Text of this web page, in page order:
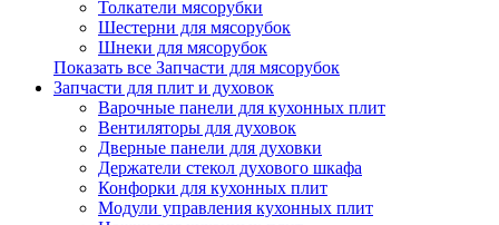
Толкатели мясорубки
Шестерни для мясорубок
Шнеки для мясорубок
Показать все Запчасти для мясорубок
Запчасти для плит и духовок
Варочные панели для кухонных плит
Вентиляторы для духовок
Дверные панели для духовки
Держатели стекол духового шкафа
Конфорки для кухонных плит
Модули управления кухонных плит